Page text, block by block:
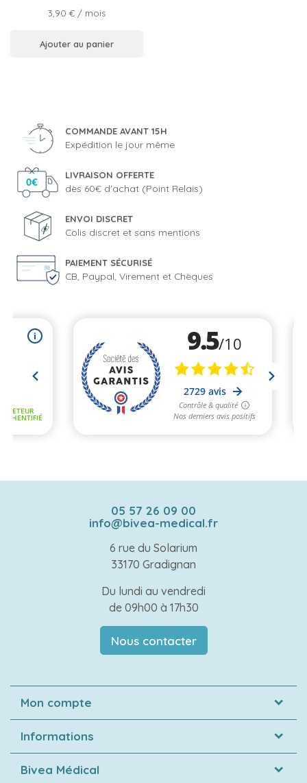
Prix
3,90 € / mois
Ajouter au panier
COMMANDE AVANT 15H
Expédition le jour même
LIVRAISON OFFERTE
dès 60€ d'achat (Point Relais)
ENVOI DISCRET
Colis discret et sans mentions
PAIEMENT SÉCURISÉ
CB, Paypal, Virement et Chèques
05 57 26 09 00
info@bivea-medical.fr
6 rue du Solarium
33170 Gradignan
Du lundi au vendredi
de 09h00 à 17h30
Nous contacter
Mon compte
Informations
Bivea Médical